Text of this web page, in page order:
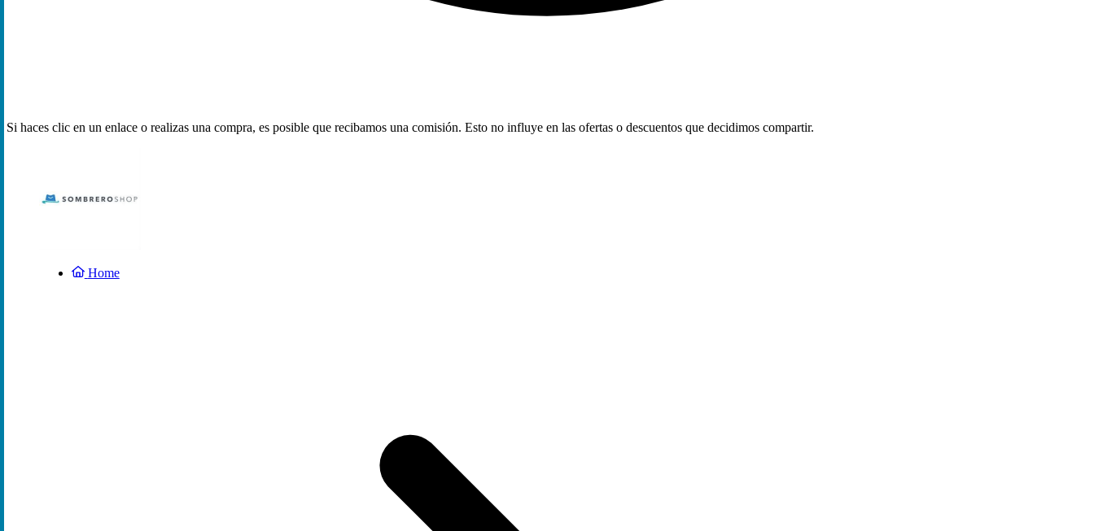
Si haces clic en un enlace o realizas una compra, es posible que recibamos una comisión. Esto no influye en las ofertas o descuentos que decidimos compartir.
Home